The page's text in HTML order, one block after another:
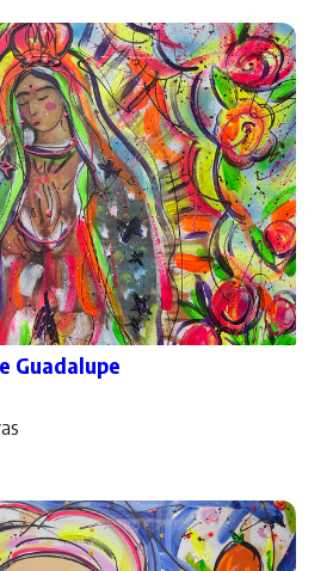
Guadalupe